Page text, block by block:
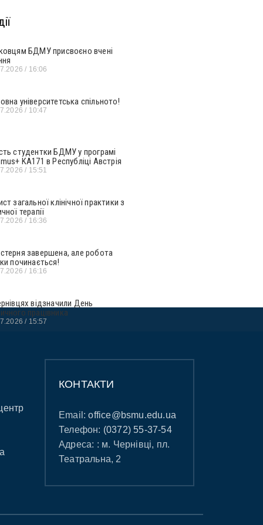
БДМУ присвоєно вчені
16:06
університетська спільното!
10:47
студентки БДМУ у програмі
KA171 в Республіці Австрія
15:51
загальної клінічної практики з
терапії
16:36
завершена, але робота
починається!
16:16
відзначили День
працівника
15:57
КОНТАКТИ
Email:office@bsmu.edu.ua
Телефон: (0372) 55-37-54
Адреса: : м. Чернівці, пл.
Театральна, 2